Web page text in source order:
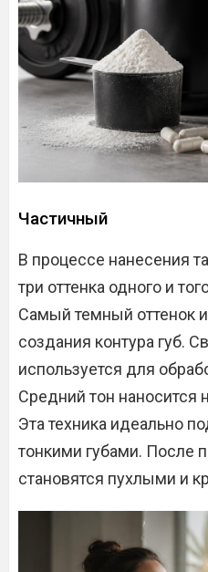
Частичный
В процессе нанесения
три оттенка одного и
Самый темный оттенок
создания контура губ.
используется для
Средний тон наносится
Эта техника идеально
тонкими губами. После
становятся пухлыми и